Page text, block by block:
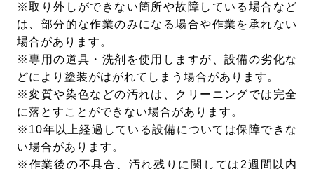
※取り外しができない箇所や故障している場合など
は、部分的な作業のみになる場合や作業を承れない
場合があります。
※専用の道具・洗剤を使用しますが、設備の劣化な
どにより塗装がはがれてしまう場合があります。
※変質や染色などの汚れは、クリーニングでは完全
に落とすことができない場合があります。
※10年以上経過している設備については保障できな
い場合があります。
※作業後の不具合、汚れ残りに関しては2週間以内